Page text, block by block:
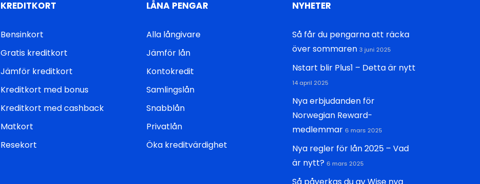
KREDITKORT
Bensinkort
Gratis kreditkort
Jämför kreditkort
Kreditkort med bonus
Kreditkort med cashback
Matkort
Resekort
LÅNA PENGAR
Alla långivare
Jämför lån
Kontokredit
Samlingslån
Snabblån
Privatlån
Öka kreditvärdighet
NYHETER
Så får du pengarna att räcka
över sommaren 3 juni 2025
Nstart blir Plus1 – Detta är nytt
14 april 2025
Nya erbjudanden för
Norwegian Reward-
medlemmar 6 mars 2025
Nya regler för lån 2025 – Vad
är nytt? 6 mars 2025